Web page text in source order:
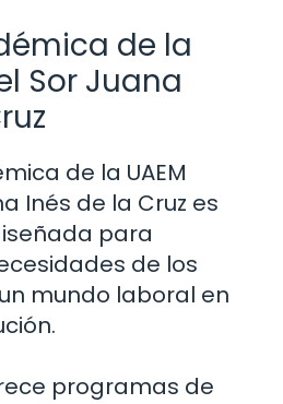
de la
Sor Juana
de la UAEM
Inés de la Cruz es
para
de los
mundo laboral en
programas de